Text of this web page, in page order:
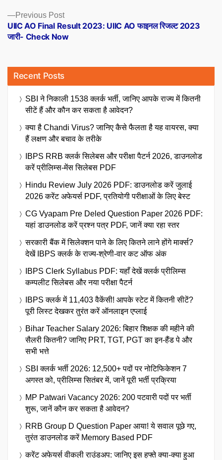
Previous PostPrevious
post:
UIIC AO Final Result 2023: UIIC AO फाइनल रिजल्ट 2023
जारी- Check Now
Recent Posts
SBI ने निकाली 1538 क्लर्क भर्ती, जानिए आपके राज्य में कितनी
सीटें हैं और कौन कर सकता है आवेदन?
क्या है Chandi Virus? जानिए कैसे फैलता है यह वायरस, क्या
हैं लक्षण और बचाव के तरीके
IBPS RRB क्लर्क सिलेबस और परीक्षा पैटर्न 2026, डाउनलोड
करें प्रीलिम्स-मेंस सिलेबस PDF
Hindu Review July 2026 PDF: डाउनलोड करें जुलाई
2026 करेंट अफेयर्स PDF, प्रतियोगी परीक्षाओं के लिए बेस्ट
CG Vyapam Pre Deled Question Paper 2026 PDF:
यहां डाउनलोड करें प्रश्न पत्र PDF, जानें क्या रहा स्तर
सरकारी बैंक में सिलेक्शन पाने के लिए कितने लाने होंगे मार्क्स?
देखें IBPS क्लर्क के राज्य-श्रेणी-वार कट ऑफ अंक
IBPS Clerk Syllabus PDF: यहाँ देखें क्लर्क प्रीलिम्स
कम्पलीट सिलेबस और नया परीक्षा पैटर्न
IBPS क्लर्क में 11,403 वैकेंसी! आपके स्टेट में कितनी सीटें?
पूरी लिस्ट देखकर तुरंत करें ऑनलाइन एप्लाई
Bihar Teacher Salary 2026: बिहार शिक्षक की महीने की
सैलरी कितनी? जानिए PRT, TGT, PGT का इन-हैंड पे और
सभी भत्ते
SBI क्लर्क भर्ती 2026: 12,500+ पदों पर नोटिफिकेशन 7
अगस्त को, प्रीलिम्स सितंबर में, जानें पूरी भर्ती प्रक्रिया
MP Patwari Vacancy 2026: 200 पटवारी पदों पर भर्ती
शुरू, जानें कौन कर सकता है आवेदन?
RRB Group D Question Paper आया! ये सवाल पूछे गए,
तुरंत डाउनलोड करें Memory Based PDF
करेंट अफेयर्स वीकली राउंडअप: जानिए इस हफ्ते क्या-क्या हुआ